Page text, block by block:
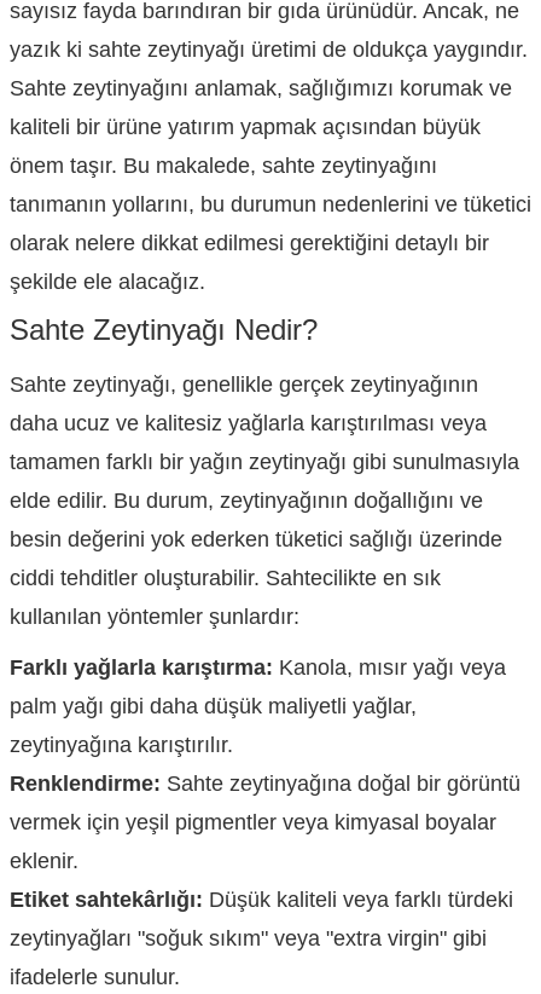
sayısız fayda barındıran bir gıda ürünüdür. Ancak, ne
yazık ki sahte zeytinyağı üretimi de oldukça yaygındır.
Sahte zeytinyağını anlamak, sağlığımızı korumak ve
kaliteli bir ürüne yatırım yapmak açısından büyük
önem taşır. Bu makalede, sahte zeytinyağını
tanımanın yollarını, bu durumun nedenlerini ve tüketici
olarak nelere dikkat edilmesi gerektiğini detaylı bir
şekilde ele alacağız.
Sahte Zeytinyağı Nedir?
Sahte zeytinyağı, genellikle gerçek zeytinyağının
daha ucuz ve kalitesiz yağlarla karıştırılması veya
tamamen farklı bir yağın zeytinyağı gibi sunulmasıyla
elde edilir. Bu durum, zeytinyağının doğallığını ve
besin değerini yok ederken tüketici sağlığı üzerinde
ciddi tehditler oluşturabilir. Sahtecilikte en sık
kullanılan yöntemler şunlardır:
Farklı yağlarla karıştırma: Kanola, mısır yağı veya
palm yağı gibi daha düşük maliyetli yağlar,
zeytinyağına karıştırılır.
Renklendirme: Sahte zeytinyağına doğal bir görüntü
vermek için yeşil pigmentler veya kimyasal boyalar
eklenir.
Etiket sahtekârlığı: Düşük kaliteli veya farklı türdeki
zeytinyağları "soğuk sıkım" veya "extra virgin" gibi
ifadelerle sunulur.